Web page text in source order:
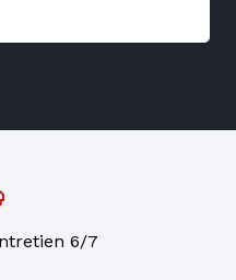
6/7